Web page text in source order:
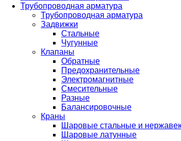
Трубопроводная арматура
Трубопроводная арматура
Задвижки
Стальные
Чугунные
Клапаны
Обратные
Предохранительные
Электромагнитные
Смесительные
Разные
Балансировочные
Краны
Шаровые стальные и
Шаровые латунные